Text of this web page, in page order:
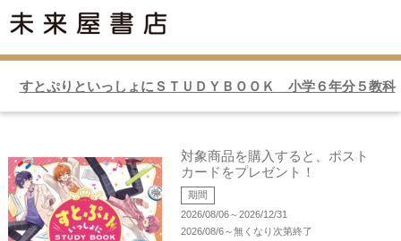
すとぷりといっしょにＳＴＵＤＹＢＯＯＫ 小学６年分５教科
対象商品を購入すると、ポスト
カードをプレゼント！
期間
2026/08/06～2026/12/31
2026/08/6～無くなり次第終了